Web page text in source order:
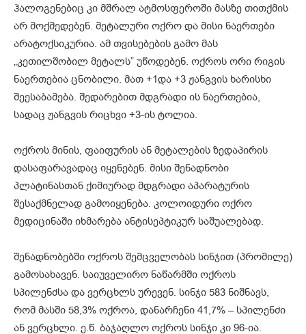
ჰალოგენებიც კი მშრალ ატმოსფეროში მასზე თითქმის
არ მოქმედებენ. მეტალური ოქრო და მისი ნაერთები
არატოქსიკურია. ამ თვისებების გამო მას
„კეთილშობილ მეტალს” უწოდებენ. ოქროს ორი რიგის
ნაერთებია ცნობილი. მათ +1და +3 ჟანგვის ხარისხი
შეესაბამება. შედარებით მდგრადი ის ნაერთებია,
სადაც ჟანგვის რიცხვი +3-ის ტოლია.
ოქროს მინის, ფაიფურის ან მეტალების ზედაპირის
დასაფარავადაც იყენებენ. მისი შენადნობი
პლატინასთან ქიმიურად მდგრადი აპარატურის
შესაქმნელად გამოიყენება. კოლოიდური ოქრო
მედიცინაში იხმარება ანტისეპტიკურ საშუალებად.
შენადნობებში ოქროს შემცველობას სინჯით (პრომილე)
გამოსახავენ. საიუველირო ნაწარმში ოქროს
სპილენძსა და ვერცხლს ურევენ. სინჯი 583 ნიშნავს,
რომ მასში 58,3% ოქროა, დანარჩენი 41,7% – სპილენძი
ან ვერცხლი. ე.წ. ბაჯაღლო ოქროს სინჯი კი 96-ია.